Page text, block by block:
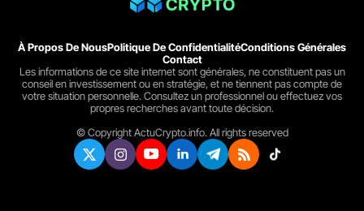
À Propos De NousPolitique De ConfidentialitéConditions Générales
Contact
Les informations de ce site internet sont générales, ne constituent pas un
conseil en investissement ou en stratégie, et ne tiennent pas compte de
votre situation personnelle. Consultez un professionnel ou effectuez vos
propres recherches avant toute décision.
© Copyright ActuCrypto.info. All rights reserved